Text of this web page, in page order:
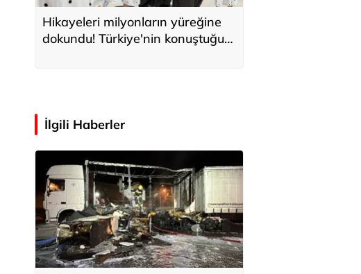
Hikayeleri milyonların yüreğine
dokundu! Türkiye'nin konuştuğu
İlgili Haberler